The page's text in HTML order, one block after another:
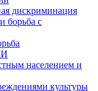
дискриминация
борьба с
населением и
культуры